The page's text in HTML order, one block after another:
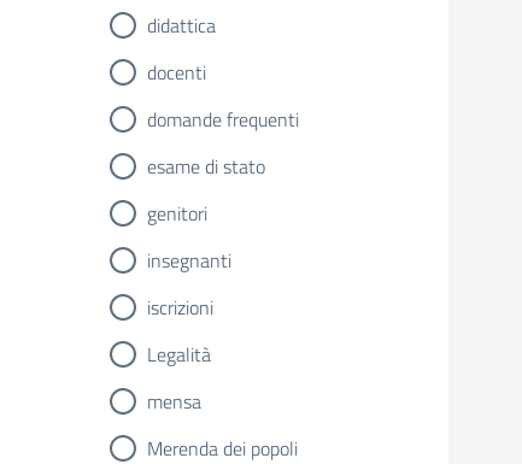
didattica
docenti
domande frequenti
esame di stato
genitori
insegnanti
iscrizioni
Legalità
mensa
Merenda dei popoli